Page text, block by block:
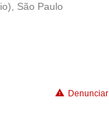
São Paulo
Denunciar